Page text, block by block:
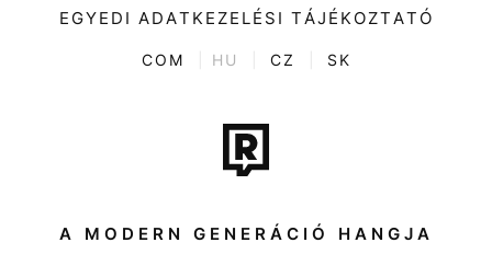
Kultúra
ENTR
Tech-Tudomány
Sport
Társadalom
EGYEDI ADATKEZELÉSI TÁJÉKOZTATÓ
COM HU CZ SK
A MODERN GENERÁCIÓ HANGJA